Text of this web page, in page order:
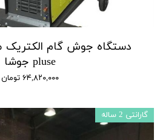
pluse جوشا
۶۴,۸۲۰,۰۰۰ تومان
گارانتی 2 ساله